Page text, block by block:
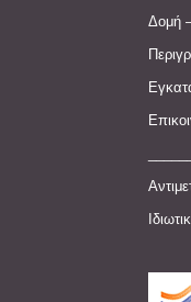
Δομή –